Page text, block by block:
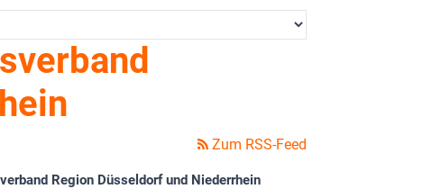
Zum RSS-Feed
Region Düsseldorf und Niederrhein